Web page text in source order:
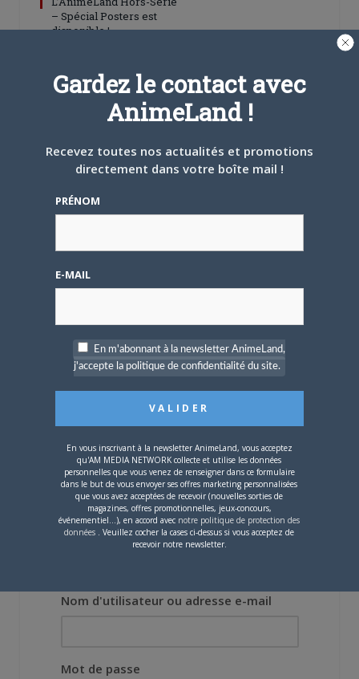
– Spécial Posters est
disponible !
4 AOÛT 2026 0
Une nouvelle série TV
pour 2027
4 JUILLET 2026 0
[Entretien] Mokochan : «
Lors des prémices du
projet, il était déjà
demandé de suivre au
Vous devez vous connecterpour laisser un
commentaire.
Nom d'utilisateur ou adresse e-mail
Mot de passe
Gardez le contact avec
AnimeLand !
Recevez toutes nos actualités et promotions
directement dans votre boîte mail !
PRÉNOM
E-MAIL
En m'abonnant à la newsletter AnimeLand,
j'accepte la politique de confidentialité du site.
En vous inscrivant à la newsletter AnimeLand, vous acceptez
qu'AM MEDIA NETWORK collecte et utilise les données
personnelles que vous venez de renseigner dans ce formulaire
dans le but de vous envoyer ses offres marketing personnalisées
que vous avez acceptées de recevoir (nouvelles sorties de
magazines, offres promotionnelles, jeux-concours,
événementiel...), en accord avec notre politique de protection des
données . Veuillez cocher la cases ci-dessus si vous acceptez de
recevoir notre newsletter.